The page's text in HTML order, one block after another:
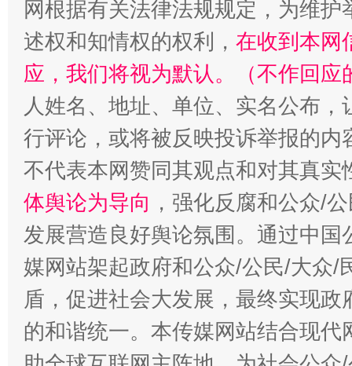
招工难、用工荒背后
网根据有关法律法规规定，为维
述权和知情权的权利， 在收到本网
应，我们将视为默认。（不作回应
人姓名、地址、单位、实名公布
行评论，或将被反映投诉举报的
不代表本网赞同其观点和对其真实
体舆论为导向 ，强化反腐和公众/
发展营造良好舆论氛围。通过中
媒网站架起政府和公众/公民/大众/
盾，促进社会大发展，最终实现
的和谐统一。本传媒网站结合现